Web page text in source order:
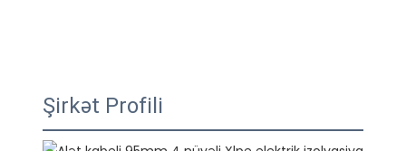
Şirkət Profili